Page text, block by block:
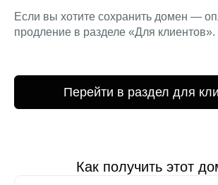
Если вы хотите сохранить домен —
продление в разделе «Для клиентов».
Перейти в раздел для
Как получить этот